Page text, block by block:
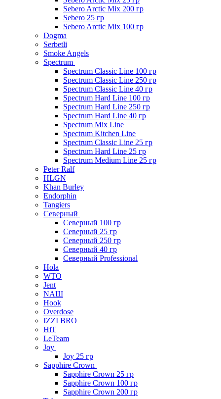
Sebero Arctic Mix 200 гр
Sebero 25 гр
Sebero Arctic Mix 100 гр
Dogma
Serbetli
Smoke Angels
Spectrum
Spectrum Classic Line 100 гр
Spectrum Classic Line 250 гр
Spectrum Classic Line 40 гр
Spectrum Hard Line 100 гр
Spectrum Hard Line 250 гр
Spectrum Hard Line 40 гр
Spectrum Mix Line
Spectrum Kitchen Line
Spectrum Classic Line 25 гр
Spectrum Hard Line 25 гр
Spectrum Medium Line 25 гр
Peter Ralf
HLGN
Khan Burley
Endorphin
Tangiers
Северный
Северный 100 гр
Северный 25 гр
Северный 250 гр
Северный 40 гр
Северный Professional
Hola
WTO
Jent
NAШ
Hook
Overdose
IZZI BRO
HiT
LeTeam
Joy
Joy 25 гр
Sapphire Crown
Sapphire Crown 25 гр
Sapphire Crown 100 гр
Sapphire Crown 200 гр